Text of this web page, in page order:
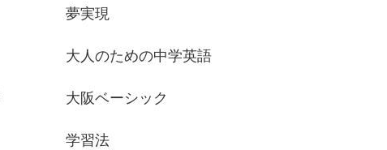
夢実現
大人のための中学英語
大阪ベーシック
学習法